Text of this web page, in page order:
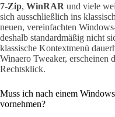
7-Zip, WinRAR und viele
sich ausschließlich ins
neuen, vereinfachten
deshalb standardmäßig nicht
klassische Kontextmenü
Winaero Tweaker, erscheinen
Rechtsklick.
Muss ich nach einem
vornehmen?